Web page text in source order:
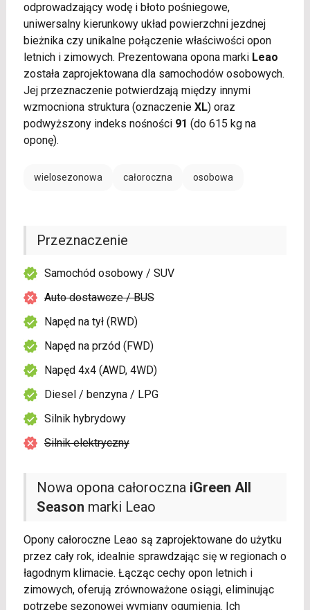
odprowadzający wodę i błoto pośniegowe,
uniwersalny kierunkowy układ powierzchni jezdnej
bieżnika czy unikalne połączenie właściwości opon
letnich i zimowych. Prezentowana opona marki Leao
została zaprojektowana dla samochodów osobowych.
Jej przeznaczenie potwierdzają między innymi
wzmocniona struktura (oznaczenie XL) oraz
podwyższony indeks nośności 91 (do 615 kg na
oponę).
wielosezonowa całoroczna osobowa
Nowa opona całoroczna iGreen All
Season marki Leao
Opony całoroczne Leao są zaprojektowane do użytku
przez cały rok, idealnie sprawdzając się w regionach o
łagodnym klimacie. Łącząc cechy opon letnich i
zimowych, oferują zrównoważone osiągi, eliminując
potrzebę sezonowej wymiany ogumienia. Ich
Przeznaczenie
Samochód osobowy / SUV
Auto dostawcze / BUS
Napęd na tył (RWD)
Napęd na przód (FWD)
Napęd 4x4 (AWD, 4WD)
Diesel / benzyna / LPG
Silnik hybrydowy
Silnik elektryczny